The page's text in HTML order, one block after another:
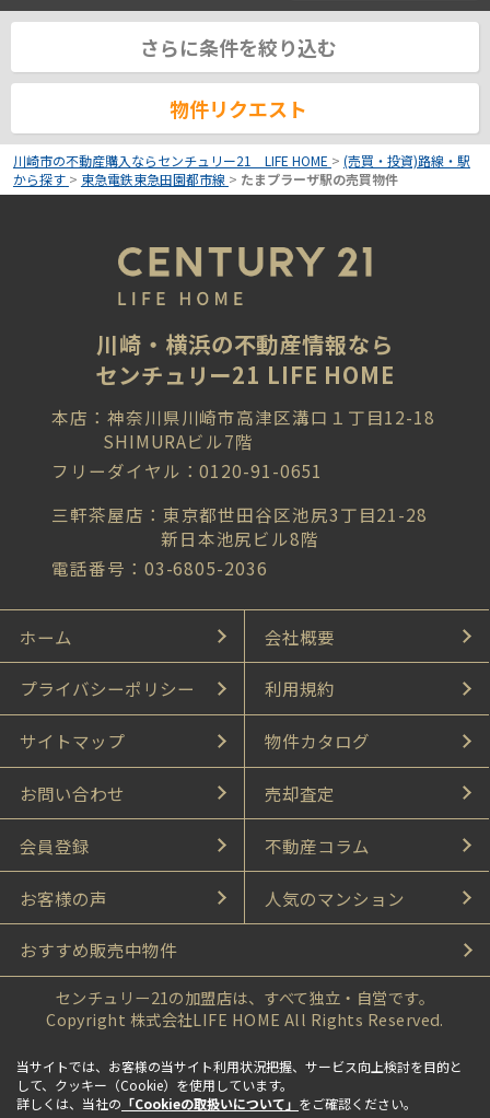
さらに条件を絞り込む
物件リクエスト
川崎市の不動産購入ならセンチュリー21 LIFE HOME > (売買・投資)路線・駅
から探す > 東急電鉄東急田園都市線 > たまプラーザ駅の売買物件
川崎・横浜の不動産情報なら
センチュリー21 LIFE HOME
本店：神奈川県川崎市高津区溝口１丁目12-18
SHIMURAビル7階
フリーダイヤル：0120-91-0651
三軒茶屋店：東京都世田谷区池尻3丁目21-28
新日本池尻ビル8階
電話番号：03-6805-2036
ホーム 会社概要
プライバシーポリシー 利用規約
サイトマップ 物件カタログ
お問い合わせ 売却査定
会員登録 不動産コラム
お客様の声 人気のマンション
おすすめ販売中物件
センチュリー21の加盟店は、すべて独立・自営です。
Copyright 株式会社LIFE HOME All Rights Reserved.
当サイトでは、お客様の当サイト利用状況把握、サービス向上検討を目的と
して、クッキー（Cookie）を使用しています。
詳しくは、当社の 「Cookieの取扱いについて」 をご確認ください。